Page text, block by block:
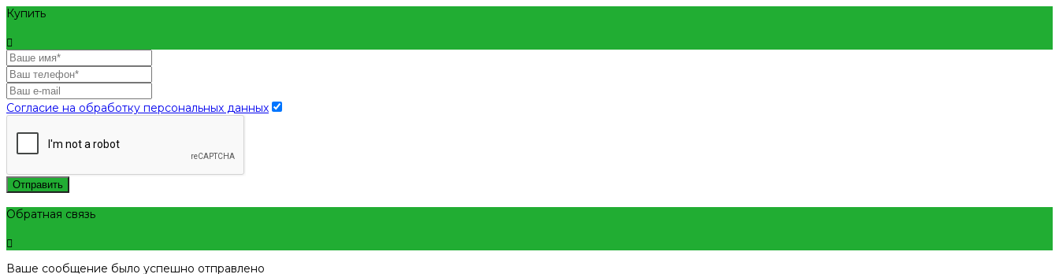
Купить
Согласие на обработку персональных данных
Отправить
Обратная связь
Ваше сообщение было успешно отправлено